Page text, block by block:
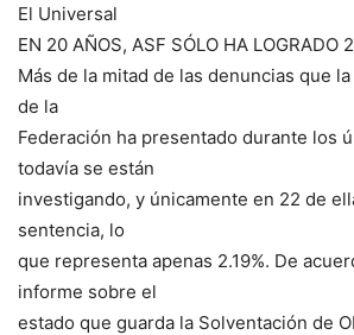
El Universal
EN 20 AÑOS, ASF SÓLO HA LOGRADO
Más de la mitad de las denuncias que
de la
Federación ha presentado durante los
todavía se están
investigando, y únicamente en 22 de
sentencia, lo
que representa apenas 2.19%. De
informe sobre el
estado que guarda la Solventación de